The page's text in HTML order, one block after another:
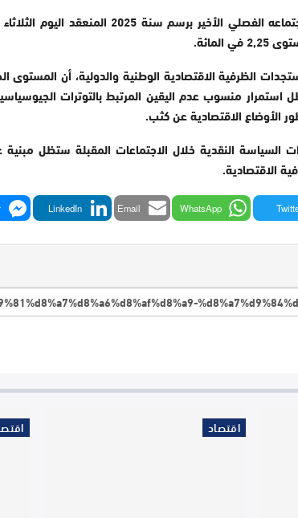
المائة
.
الظرفية الاقتصادية الوطنية والدولية، أن المستوى
استمرار منسوب عدم اليقين المرتبط بالتوترات
الأوضاع الاقتصادية عن كثب.
النقدية خلال الاجتماعات المقبلة ستظل مبنية
الاقتصادية.
WhatsApp
Email
LinkedIn
اقتصاد